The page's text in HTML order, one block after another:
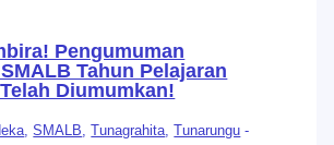
Pengumuman
Tahun Pelajaran
Diumumkan!
,SMALB,Tunagrahita,Tunarungu -